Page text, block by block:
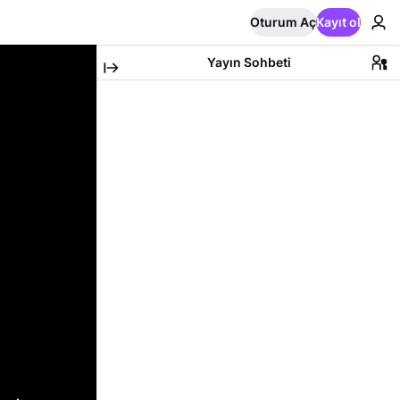
Oturum AçKayıt ol
Yayın Sohbeti